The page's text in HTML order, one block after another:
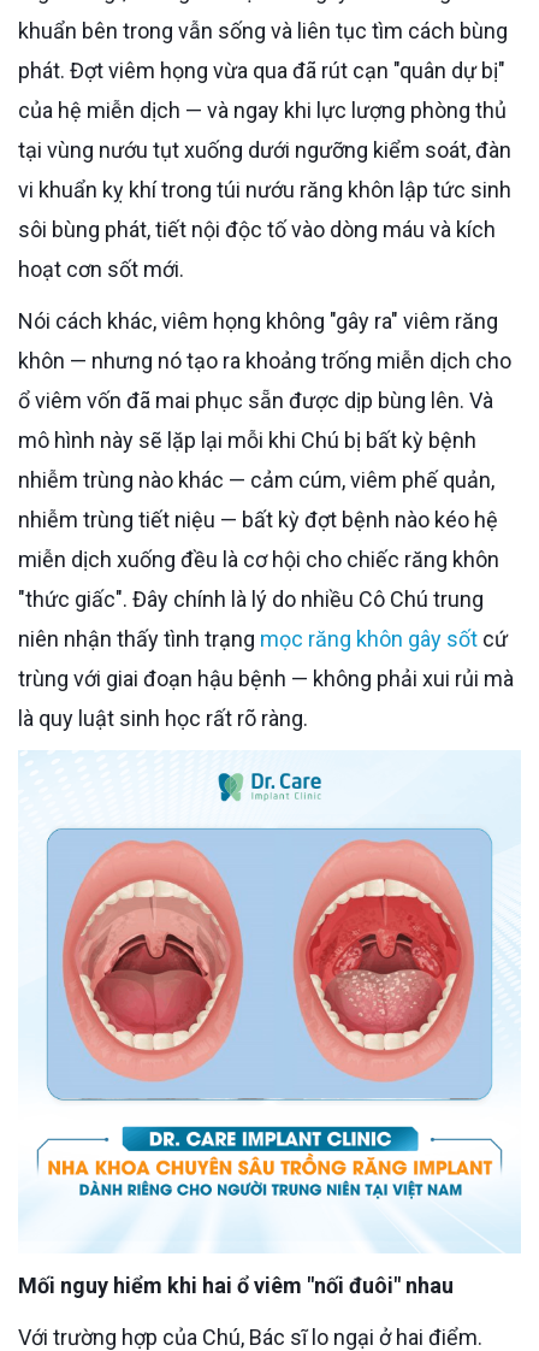
khuẩn bên trong vẫn sống và liên tục tìm cách bùng
phát. Đợt viêm họng vừa qua đã rút cạn "quân dự bị"
của hệ miễn dịch — và ngay khi lực lượng phòng thủ
tại vùng nướu tụt xuống dưới ngưỡng kiểm soát, đàn
vi khuẩn kỵ khí trong túi nướu răng khôn lập tức sinh
sôi bùng phát, tiết nội độc tố vào dòng máu và kích
hoạt cơn sốt mới.
Nói cách khác, viêm họng không "gây ra" viêm răng
khôn — nhưng nó tạo ra khoảng trống miễn dịch cho
ổ viêm vốn đã mai phục sẵn được dịp bùng lên. Và
mô hình này sẽ lặp lại mỗi khi Chú bị bất kỳ bệnh
nhiễm trùng nào khác — cảm cúm, viêm phế quản,
nhiễm trùng tiết niệu — bất kỳ đợt bệnh nào kéo hệ
miễn dịch xuống đều là cơ hội cho chiếc răng khôn
"thức giấc". Đây chính là lý do nhiều Cô Chú trung
niên nhận thấy tình trạng mọc răng khôn gây sốt cứ
trùng với giai đoạn hậu bệnh — không phải xui rủi mà
là quy luật sinh học rất rõ ràng.
Mối nguy hiểm khi hai ổ viêm "nối đuôi" nhau
Với trường hợp của Chú, Bác sĩ lo ngại ở hai điểm.